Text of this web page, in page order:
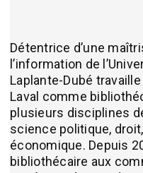
Détentrice d’une
l’information de
Laplante-Dubé
Laval comme
plusieurs disciplines
science politique,
économique. Depuis
bibliothécaire aux